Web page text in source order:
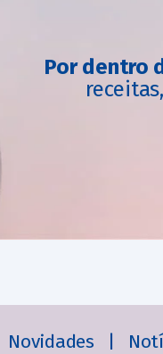
Por dentro
Novidades |